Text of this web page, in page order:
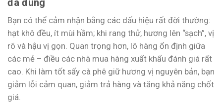
đã đúng
Bạn có thể cảm nhận bằng các dấu hiệu rất đời thường:
hạt khô đều, ít mùi hầm; khi rang thử, hương lên “sạch”, vị
rõ và hậu vị gọn. Quan trọng hơn, lô hàng ổn định giữa
các mẻ – điều các nhà mua hàng xuất khẩu đánh giá rất
cao. Khi làm tốt sấy cà phê giữ hương vị nguyên bản, bạn
giảm lỗi cảm quan, giảm trả hàng và tăng khả năng chốt
giá.